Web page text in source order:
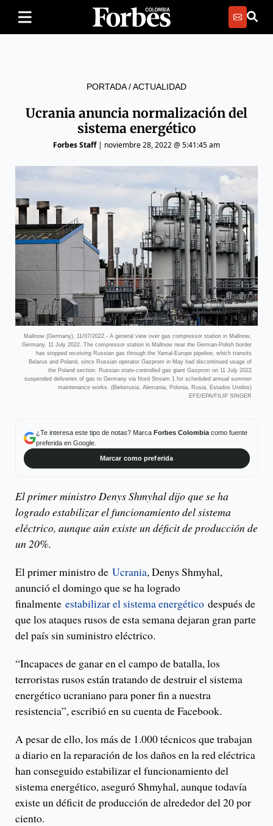
PORTADA/ACTUALIDAD
Ucrania anuncia normalización del
sistema energético
Forbes Staff| noviembre 28, 2022 @ 5:41:45 am
Mallnow (Germany), 11/07/2022.- A general view over gas compressor station in Mallnow,
Germany, 11 July 2022. The compressor station in Mallnow near the German-Polish border
has stopped receiving Russian gas through the Yamal-Europe pipeline, which transits
Belarus and Poland, since Russian operator Gazprom in May had discontinued usage of
the Poland section. Russian state-controlled gas giant Gazprom on 11 July 2022
suspended deliveries of gas to Germany via Nord Stream 1 for scheduled annual summer
maintenance works. (Bielorrusia, Alemania, Polonia, Rusia, Estados Unidos)
EFE/EPA/FILIP SINGER
¿Te interesa este tipo de notas? Marca Forbes Colombiacomo fuente
preferida en Google.
Marcar como preferida
El primer ministro Denys Shmyhal dijo que se ha
logrado estabilizar el funcionamiento del sistema
eléctrico, aunque aún existe un déficit de producción de
un 20%.
El primer ministro de Ucrania, Denys Shmyhal,
anunció el domingo que se ha logrado
finalmente estabilizar el sistema energético después de
que los ataques rusos de esta semana dejaran gran parte
del país sin suministro eléctrico.
“Incapaces de ganar en el campo de batalla, los
terroristas rusos están tratando de destruir el sistema
energético ucraniano para poner fin a nuestra
resistencia”, escribió en su cuenta de Facebook.
A pesar de ello, los más de 1.000 técnicos que trabajan
a diario en la reparación de los daños en la red eléctrica
han conseguido estabilizar el funcionamiento del
sistema energético, aseguró Shmyhal, aunque todavía
existe un déficit de producción de alrededor del 20 por
ciento.